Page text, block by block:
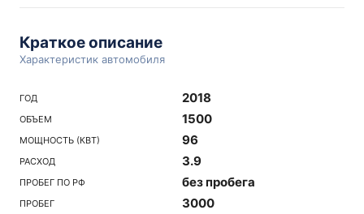
Краткое описание
Характеристик автомобиля
ГОД 2018
ОБЪЕМ 1500
МОЩНОСТЬ (КВТ) 96
РАСХОД 3.9
ПРОБЕГ ПО РФ без пробега
ПРОБЕГ 3000